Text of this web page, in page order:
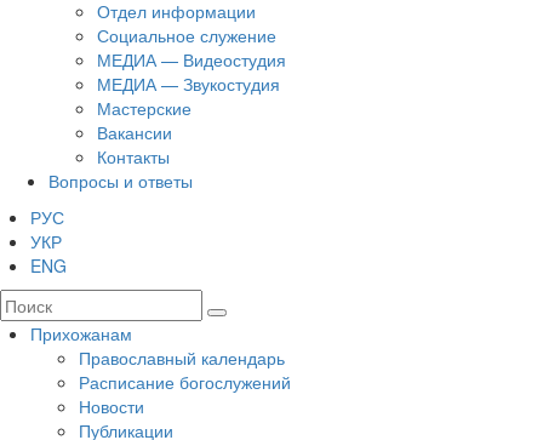
Отдел информации
Социальное служение
МЕДИА — Видеостудия
МЕДИА — Звукостудия
Мастерские
Вакансии
Контакты
Вопросы и ответы
РУС
УКР
ENG
Прихожанам
Православный календарь
Расписание богослужений
Новости
Публикации